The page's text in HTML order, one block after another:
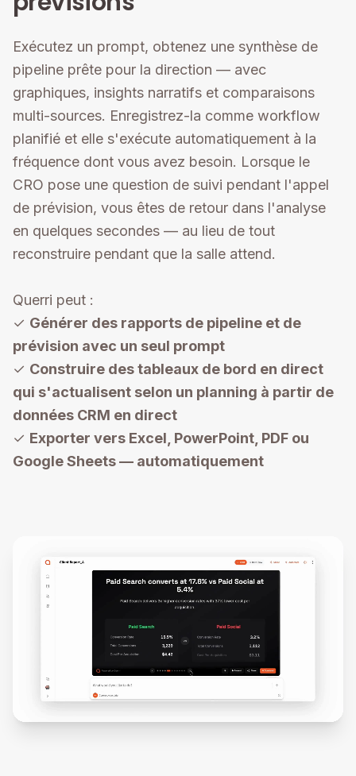
Exécutez un prompt, obtenez une synthèse de
pipeline prête pour la direction — avec
graphiques, insights narratifs et comparaisons
multi-sources. Enregistrez-la comme workflow
planifié et elle s'exécute automatiquement à la
fréquence dont vous avez besoin. Lorsque le
CRO pose une question de suivi pendant l'appel
de prévision, vous êtes de retour dans l'analyse
en quelques secondes — au lieu de tout
reconstruire pendant que la salle attend.
Querri peut :
✓ Générer des rapports de pipeline et de
prévision avec un seul prompt
✓ Construire des tableaux de bord en direct
qui s'actualisent selon un planning à partir de
données CRM en direct
✓ Exporter vers Excel, PowerPoint, PDF ou
Google Sheets — automatiquement